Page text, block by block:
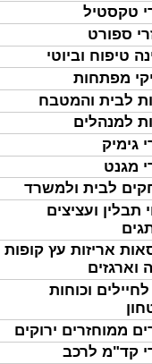
טקסטיל
ספורט
טיפוח וביוטי
מפתחות
לבית והמטבח
למנהלים
גימיק
מגנט
לבית ולמשרד
תבלין ועציצים
אריזות עץ קופות
וארגזים
לחיילים וכוחות
ממוחזרים ירוקים
קד"מ לרכב